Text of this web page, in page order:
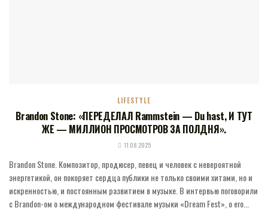
LIFESTYLE
Brandon Stone: «ПЕРЕДЕЛАЛ Rammstein — Du hast, И ТУТ
ЖЕ — МИЛЛИОН ПРОСМОТРОВ ЗА ПОЛДНЯ».
11.08.2025
Brandon Stone. Композитор, продюсер, певец и человек с невероятной
энергетикой, он покоряет сердца публики не только своими хитами, но и
искренностью, и постоянным развитием в музыке. В интервью поговорили
с Brandon-ом о международном фестивале музыки «Dream Fest», о его...